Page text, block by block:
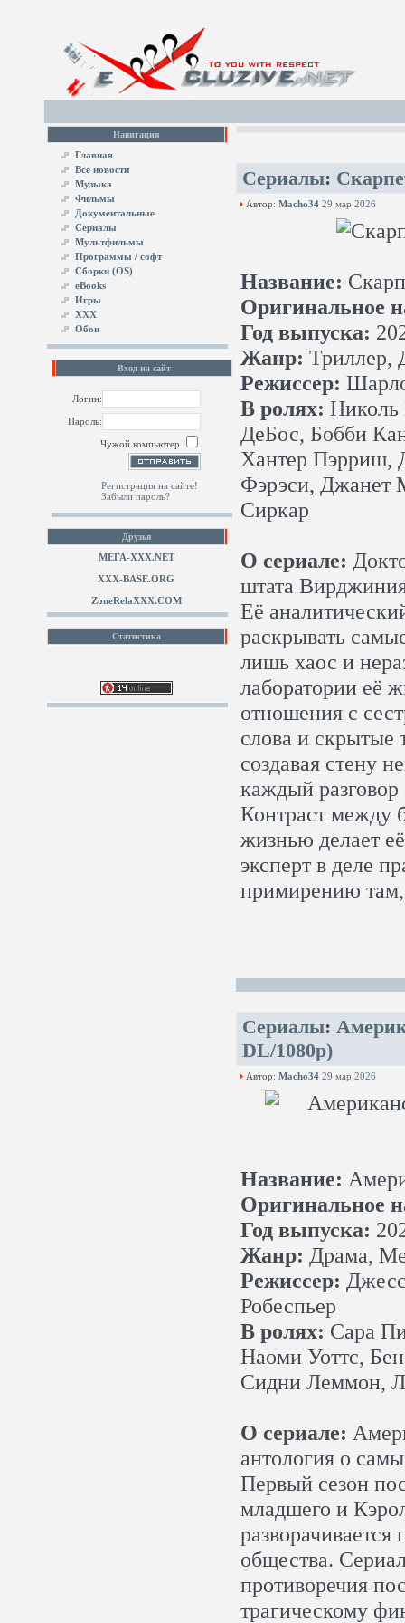
Навигация
Главная
Все новости
Музыка
Фильмы
Документальные
Сериалы
Мультфильмы
Программы / софт
Сборки (OS)
eBooks
Игры
XXX
Обои
Вход на сайт
Логин:
Пароль:
Чужой компьютер
Регистрация на сайте!
Забыли пароль?
Друзья
МЕГА-ХХХ.NET
XXX-BASE.ORG
ZoneRelaXXX.COM
Статистика
Сериалы:
Автор: Macho34 29 мар 2026
Название:
Оригинальное
Год выпуска:
Жанр: Триллер,
Режиссер:
В ролях:
ДеБос, Бобби
Хантер Пэрриш,
Фэрэси, Джанет
Сиркар
О сериале:
штата
Её
раскрывать
лишь хаос и
лаборатории её
отношения с
слова и скрытые
создавая стену
каждый разговор
Контраст между
жизнью делает
эксперт в деле
примирению там,
Сериалы:
DL/1080p)
Автор: Macho34 29 мар 2026
Название:
Оригинальное
Год выпуска:
Жанр: Драма,
Режиссер:
Робеспьер
В ролях: Сара
Наоми Уоттс,
Сидни Леммон,
О сериале:
антология о
Первый сезон
младшего и
общества.
противоречия
трагическому